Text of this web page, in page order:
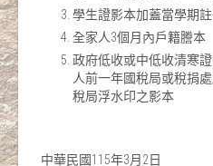
學生證影本加蓋當學期
全家人3個月內戶籍謄本
政府低收或中低收清寒
人前一年國稅局或稅捐
稅局浮水印之影本
中華民國115年3月2日